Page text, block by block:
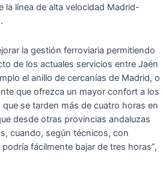
la línea de alta velocidad Madrid-
la gestión ferroviaria permitiendo
de los actuales servicios entre Jaén
el anillo de cercanías de Madrid, o
que ofrezca un mayor confort a los
que se tarden más de cuatro horas en
desde otras provincias andaluzas
cuando, según técnicos, con
fácilmente bajar de tres horas”,